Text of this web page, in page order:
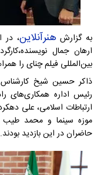
به گزارش هنرآنلاین
ارهان جمال
بین‌المللی فیلم چنای را
ذاکر حسین شیخ کارشناس
رئیس اداره همکاری‌های
ارتباطات اسلامی، علی
موزه سینما و محمد طیب
حاضران در این بازدید بودند.